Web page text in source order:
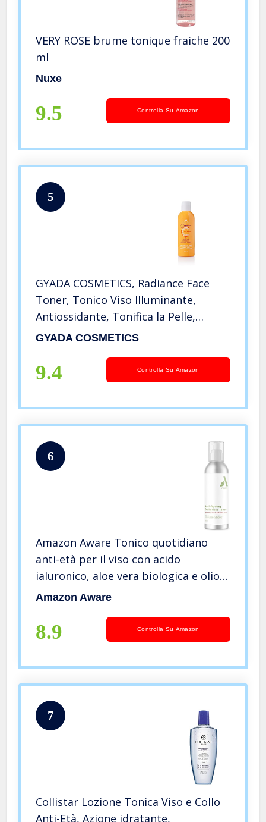
VERY ROSE brume tonique fraiche 200
ml
Nuxe
9.5 Controlla Su Amazon
5
GYADA COSMETICS, Radiance Face
Toner, Tonico Viso Illuminante,
Antiossidante, Tonifica la Pelle,
Stimola il Ricambio Cellulare, Tratta
Vitamina C, 200 ml
GYADA COSMETICS
9.4 Controlla Su Amazon
6
Amazon Aware Tonico quotidiano
anti-età per il viso con acido
ialuronico, aloe vera biologica e olio
di foglie di tè verde, 200 ml
Amazon Aware
8.9 Controlla Su Amazon
7
Collistar Lozione Tonica Viso e Collo
Anti-Età, Azione idratante,